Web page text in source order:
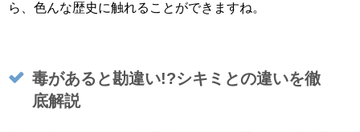
ら、色んな歴史に触れることができますね。
毒があると勘違い!?シキミとの違いを徹
底解説